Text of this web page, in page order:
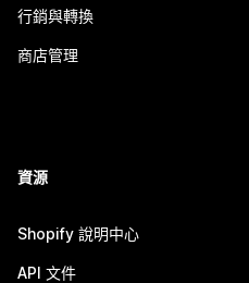
行銷與轉換
商店管理
資源
Shopify 說明中心
API 文件